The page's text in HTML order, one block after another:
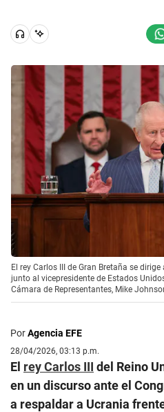
El rey Carlos III de Gran Bretaña se
junto al vicepresidente de Estados
Cámara de Representantes, Mike
PorAgencia EFE
28/04/2026, 03:13 p.m.
El rey Carlos III del Reino
en un discurso ante el
a respaldar a Ucrania